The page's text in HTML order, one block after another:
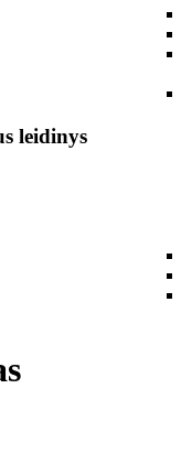
leidinys